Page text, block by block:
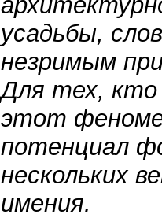
усадьбы,
незримым
Для тех, кто
этот
потенциал
нескольких
имения.